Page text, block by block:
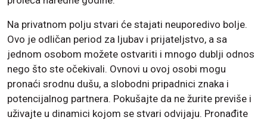
Na privatnom polju stvari će stajati neuporedivo bolje.
Ovo je odličan period za ljubav i prijateljstvo, a sa
jednom osobom možete ostvariti i mnogo dublji odnos
nego što ste očekivali. Ovnovi u ovoj osobi mogu
pronaći srodnu dušu, a slobodni pripadnici znaka i
potencijalnog partnera. Pokušajte da ne žurite previše i
uživajte u dinamici kojom se stvari odvijaju. Pronađite